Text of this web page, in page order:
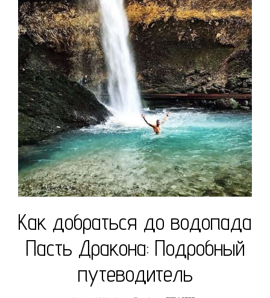
Как добраться до водопада
Пасть Дракона: Подробный
путеводитель